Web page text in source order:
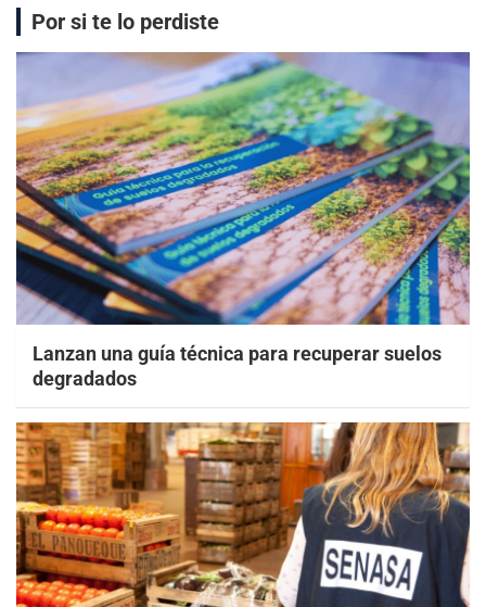
Por si te lo perdiste
Lanzan una guía técnica para recuperar suelos
degradados